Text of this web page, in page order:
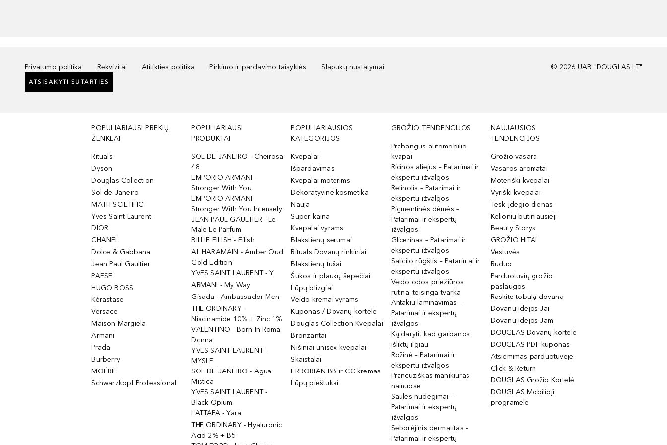
Privatumo politika Rekvizitai Atitikties politika Pirkimo ir pardavimo taisyklės Slapukų nustatymai
ATSISAKYTI SUTARTIES
© 2026 UAB "DOUGLAS LT"
POPULIARIAUSI PREKIŲ
ŽENKLAI
Rituals
Dyson
Douglas Collection
Sol de Janeiro
MATH SCIETIFIC
Yves Saint Laurent
DIOR
CHANEL
Dolce & Gabbana
Jean Paul Gaultier
PAESE
HUGO BOSS
Kérastase
Versace
Maison Margiela
Armani
Prada
Burberry
MOÉRIE
Schwarzkopf Professional
POPULIARIAUSI
PRODUKTAI
SOL DE JANEIRO - Cheirosa
48
EMPORIO ARMANI -
Stronger With You
EMPORIO ARMANI -
Stronger With You Intensely
JEAN PAUL GAULTIER - Le
Male Le Parfum
BILLIE EILISH - Eilish
AL HARAMAIN - Amber Oud
Gold Edition
YVES SAINT LAURENT - Y
ARMANI - My Way
Gisada - Ambassador Men
THE ORDINARY -
Niacinamide 10% + Zinc 1%
VALENTINO - Born In Roma
Donna
YVES SAINT LAURENT -
MYSLF
SOL DE JANEIRO - Agua
Mistica
YVES SAINT LAURENT -
Black Opium
LATTAFA - Yara
THE ORDINARY - Hyaluronic
Acid 2% + B5
POPULIARIAUSIOS
KATEGORIJOS
Kvepalai
Išpardavimas
Kvepalai moterims
Dekoratyvinė kosmetika
Nauja
Super kaina
Kvepalai vyrams
Blakstienų serumai
Rituals Dovanų rinkiniai
Blakstienų tušai
Šukos ir plaukų šepečiai
Lūpų blizgiai
Veido kremai vyrams
Kuponas / Dovanų kortelė
Douglas Collection Kvepalai
Bronzantai
Nišiniai unisex kvepalai
Skaistalai
ERBORIAN BB ir CC kremas
Lūpų pieštukai
GROŽIO TENDENCIJOS
Prabangūs automobilio
kvapai
Ricinos aliejus – Patarimai ir
ekspertų įžvalgos
Retinolis – Patarimai ir
ekspertų įžvalgos
Pigmentinės dėmės –
Patarimai ir ekspertų
įžvalgos
Glicerinas – Patarimai ir
ekspertų įžvalgos
Salicilo rūgštis – Patarimai ir
ekspertų įžvalgos
Veido odos priežiūros
rutina: teisinga tvarka
Antakių laminavimas –
Patarimai ir ekspertų
įžvalgos
Ką daryti, kad garbanos
išliktų ilgiau
Rožinė – Patarimai ir
ekspertų įžvalgos
Prancūziškas manikiūras
namuose
Saulės nudegimai –
Patarimai ir ekspertų
įžvalgos
Seborėjinis dermatitas –
Patarimai ir ekspertų
NAUJAUSIOS
TENDENCIJOS
Grožio vasara
Vasaros aromatai
Moteriški kvepalai
Vyriški kvepalai
Tęsk įdegio dienas
Kelionių būtiniausieji
Beauty Storys
GROŽIO HITAI
Vestuvės
Ruduo
Parduotuvių grožio
paslaugos
Raskite tobulą dovaną
Dovanų idėjos Jai
Dovanų idėjos Jam
DOUGLAS Dovanų kortelė
DOUGLAS PDF kuponas
Atsiėmimas parduotuvėje
Click & Return
DOUGLAS Grožio Kortelė
DOUGLAS Mobilioji
programėlė